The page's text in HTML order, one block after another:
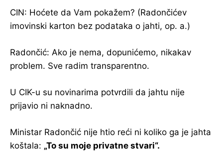
CIN: Hoćete da Vam pokažem? (Radončićev
imovinski karton bez podataka o jahti, op. a.)
Radončić: Ako je nema, dopunićemo, nikakav
problem. Sve radim transparentno.
U CIK-u su novinarima potvrdili da jahtu nije
prijavio ni naknadno.
Ministar Radončić nije htio reći ni koliko ga je jahta
koštala: „To su moje privatne stvari“.